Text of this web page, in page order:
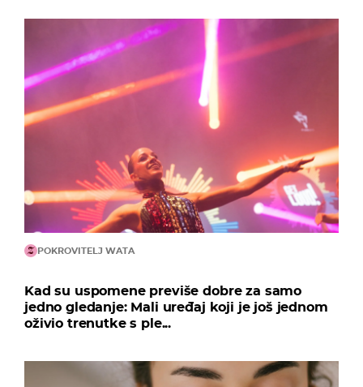
POKROVITELJ WATA
Kad su uspomene previše dobre za samo
jedno gledanje: Mali uređaj koji je još jednom
oživio trenutke s ple...